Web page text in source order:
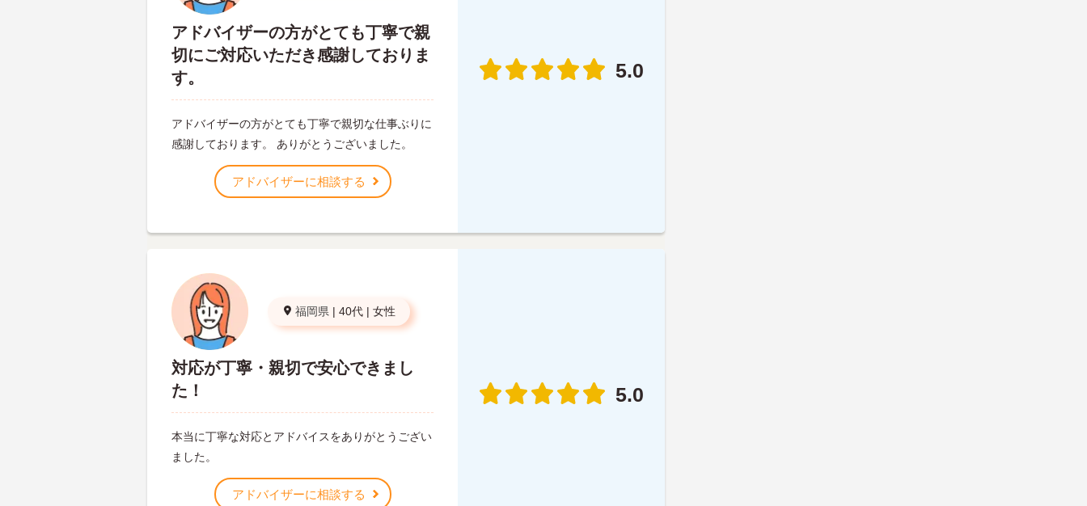
アドバイザーの方がとても丁寧で親
切にご対応いただき感謝しておりま
す。
アドバイザーの方がとても丁寧で親切な仕事ぶりに
感謝しております。 ありがとうございました。
アドバイザーに相談する
5.0
福岡県 | 40代 | 女性
対応が丁寧・親切で安心できまし
た！
本当に丁寧な対応とアドバイスをありがとうござい
ました。
アドバイザーに相談する
5.0